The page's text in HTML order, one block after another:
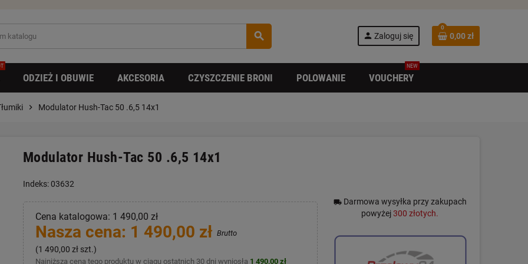
search person Zaloguj się
0
0,00 zł
ODZIEŻ I OBUWIE AKCESORIA CZYSZCZENIE BRONI POLOWANIE VOUCHERY
NEW
chevron_right Modulator Hush-Tac 50 .6,5 14x1
Modulator Hush-Tac 50 .6,5 14x1
Indeks: 03632
Cena katalogowa: 1 490,00 zł
Nasza cena: 1 490,00 zł Brutto
(1 490,00 zł szt.)
Najniższa cena tego produktu w ciągu ostatnich 30 dni wyniosła 1 490,00 zł
local_shippingDarmowa wysyłka przy zakupach
powyżej300 złotych.